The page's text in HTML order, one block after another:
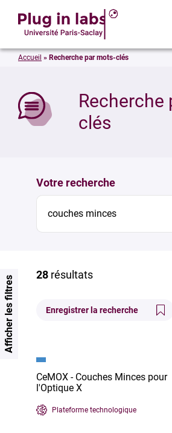
Recherche
clés
Accueil » Recherche par mots-clés
Votre recherche
28 résultats
Enregistrer la recherche
CeMOX - Couches Minces pour
l'Optique X
Plateforme technologique
Afficher les filtres